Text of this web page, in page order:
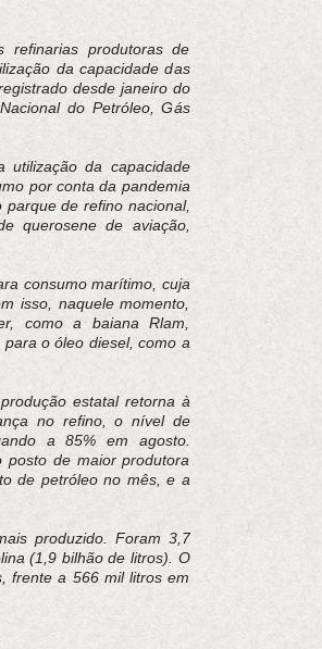
produtoras de
da capacidade das
desde janeiro do
do Petróleo, Gás
da capacidade
por conta da pandemia
de refino nacional,
querosene de aviação,
consumo marítimo, cuja
isso, naquele momento,
como a baiana Rlam,
o óleo diesel, como a
estatal retorna à
no refino, o nível de
a 85% em agosto.
posto de maior produtora
de petróleo no mês, e a
produzido. Foram 3,7
(1,9 bilhão de litros). O
frente a 566 mil litros em